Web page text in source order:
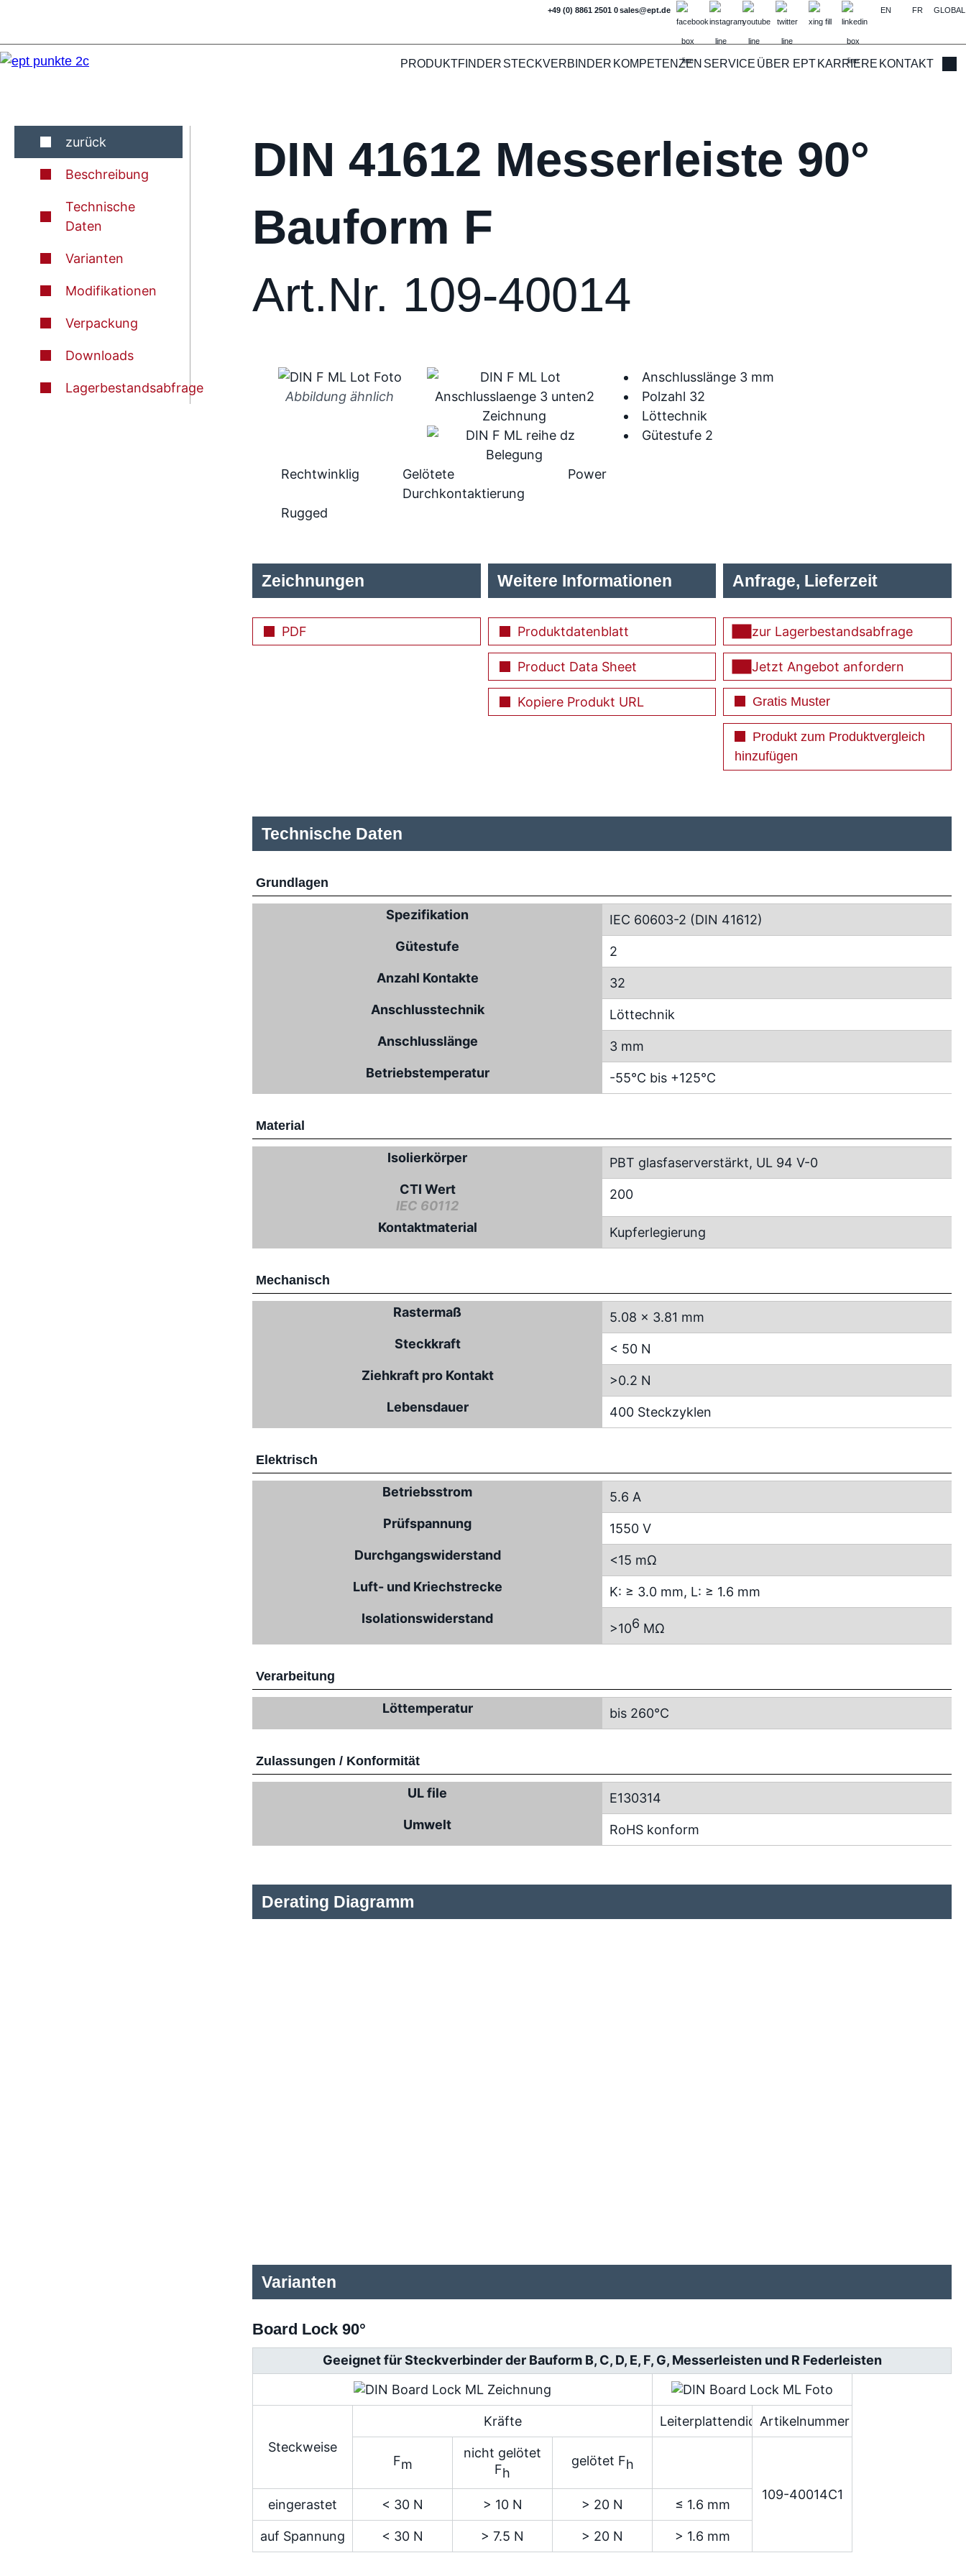
+49 (0) 8861 2501 0sales@ept.de EN FR GLOBAL
PRODUKTFINDER STECKVERBINDER KOMPETENZEN SERVICE ÜBER EPTKARRIERE KONTAKT
zurück
Beschreibung
Technische
Daten
Varianten
Modifikationen
Verpackung
Downloads
Lagerbestandsabfrage
DIN 41612 Messerleiste 90°
Bauform F
Art.Nr. 109-40014
Abbildung ähnlich
Anschlusslänge 3 mm
Polzahl 32
Löttechnik
Gütestufe 2
Rechtwinklig
Gelötete
Durchkontaktierung
Power
Rugged
Zeichnungen
PDF
Weitere Informationen
Produktdatenblatt
Product Data Sheet
Kopiere Produkt URL
Anfrage, Lieferzeit
zur Lagerbestandsabfrage
Jetzt Angebot anfordern
Gratis Muster
Produkt zum Produktvergleich
hinzufügen
Technische Daten
Grundlagen
Spezifikation
IEC 60603-2 (DIN 41612)
Gütestufe
2
Anzahl Kontakte
32
Anschlusstechnik
Löttechnik
Anschlusslänge
3 mm
Betriebstemperatur
-55°C bis +125°C
Material
Isolierkörper
PBT glasfaserverstärkt, UL 94 V-0
CTI Wert
IEC 60112
200
Kontaktmaterial Kupferlegierung
Mechanisch
Rastermaß
5.08 x 3.81 mm
Steckkraft
< 50 N
Ziehkraft pro Kontakt
>0.2 N
Lebensdauer
400 Steckzyklen
Elektrisch
Betriebsstrom
5.6 A
Prüfspannung
1550 V
Durchgangswiderstand
<15 mΩ
Luft- und Kriechstrecke
K: ≥ 3.0 mm, L: ≥ 1.6 mm
Isolationswiderstand
>106 MΩ
Verarbeitung
Löttemperatur bis 260°C
Zulassungen / Konformität
UL file
E130314
Umwelt
RoHS konform
Derating Diagramm
Varianten
Board Lock 90°
Geeignet für Steckverbinder der Bauform B, C, D, E, F, G, Messerleisten und R Federleisten
Steckweise
Kräfte LeiterplattendickeArtikelnummer
Fm
nicht gelötet
Fh
gelötet Fh
109-40014C1
eingerastet < 30 N > 10 N > 20 N ≤ 1.6 mm
auf Spannung < 30 N > 7.5 N > 20 N > 1.6 mm